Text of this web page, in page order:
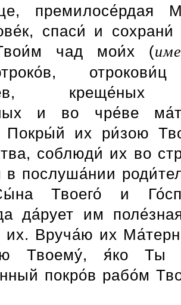
премилосе́рдая
спаси́ и сохрани́
чад мои́х (
и во чре́ве
Покры́й их ри́зою
соблюди́ их во
послуша́нии
Твоего́ и
да́рует им
их. Вруча́ю их
Твоему́, я́ко Ты
покро́в рабо́м